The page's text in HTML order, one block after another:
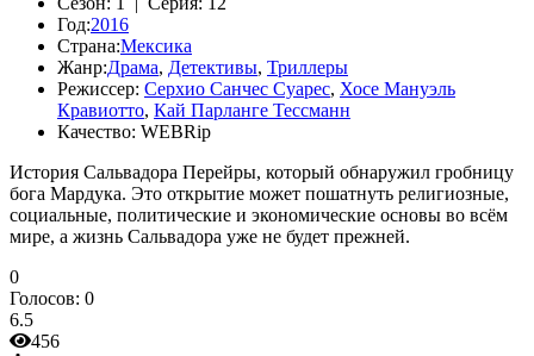
Год:2016
Страна:Мексика
Жанр:Драма, Детективы, Триллеры
Режиссер: Серхио Санчес Суарес, Хосе Мануэль
Кравиотто, Кай Парланге Тессманн
Качество: WEBRip
История Сальвадора Перейры, который обнаружил гробницу
бога Мардука. Это открытие может пошатнуть религиозные,
социальные, политические и экономические основы во всём
мире, а жизнь Сальвадора уже не будет прежней.
0
Голосов: 0
6.5
456